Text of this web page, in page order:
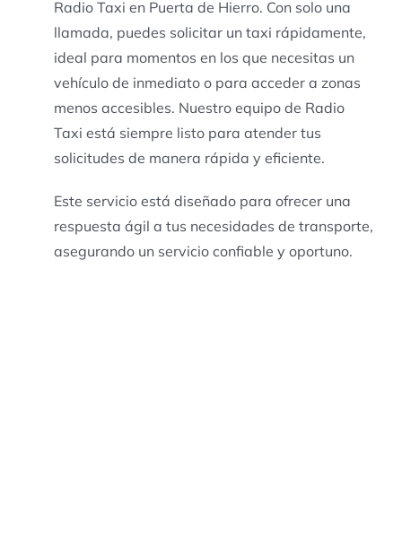
Radio Taxi en Puerta de Hierro. Con solo una
llamada, puedes solicitar un taxi rápidamente,
ideal para momentos en los que necesitas un
vehículo de inmediato o para acceder a zonas
menos accesibles. Nuestro equipo de Radio
Taxi está siempre listo para atender tus
solicitudes de manera rápida y eficiente.
Este servicio está diseñado para ofrecer una
respuesta ágil a tus necesidades de transporte,
asegurando un servicio confiable y oportuno.